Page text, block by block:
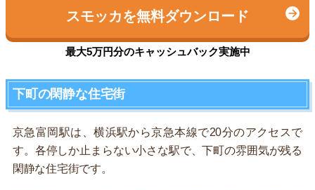
スモッカを無料ダウンロード
最大5万円分のキャッシュバック実施中
下町の閑静な住宅街
京急富岡駅は、横浜駅から京急本線で20分のアクセスで
す。各停しか止まらない小さな駅で、下町の雰囲気が残る
閑静な住宅街です。